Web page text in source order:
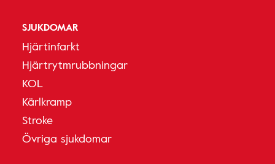
SJUKDOMAR
Hjärtinfarkt
Hjärtrytmrubbningar
KOL
Kärlkramp
Stroke
Övriga sjukdomar